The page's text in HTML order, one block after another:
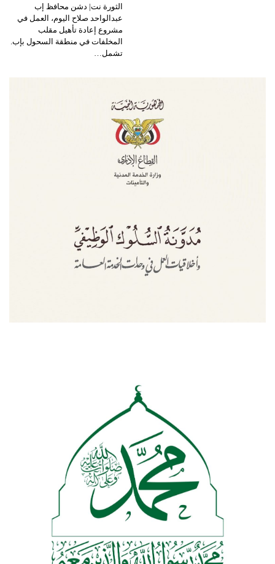
الثورة نت| دشن محافظ إب
عبدالواحد صلاح اليوم، العمل في
مشروع إعادة تأهيل مقلب
المخلفات في منطقة السحول بإب.
تشمل…